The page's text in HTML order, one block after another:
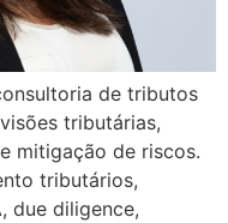
de tributos
tributárias,
mitigação de riscos.
tributários,
due diligence,